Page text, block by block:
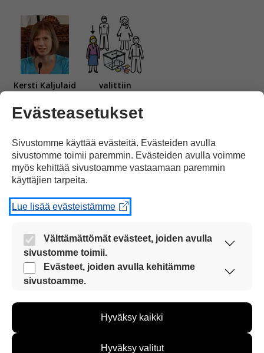
Kersti Kaljulaid valittiin
Viron uudeksi presidentiksi.
Hän on ensimmäinen
naispresidentti Virossa.
Evästeasetukset
Sivustomme käyttää evästeitä. Evästeiden avulla
sivustomme toimii paremmin. Evästeiden avulla voimme
myös kehittää sivustoamme vastaamaan paremmin
käyttäjien tarpeita.
Lue lisää evästeistämme
Välttämättömät evästeet, joiden avulla
sivustomme toimii.
Nämä evästeet ovat aina käytössä, jotta
sivustoamme voi käyttää sujuvasti ja turvallisesti.
Evästeet, joiden avulla kehitämme
sivustoamme.
kehittää sivustoamme vastaamaan paremmin
kävijämääristä ja siitä, mitä sivuja käytetään ja
Hyväksy kaikki
Hyväksy valitut